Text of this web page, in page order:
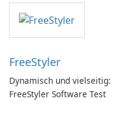
FreeStyler
Dynamisch und vielseitig:
FreeStyler Software Test